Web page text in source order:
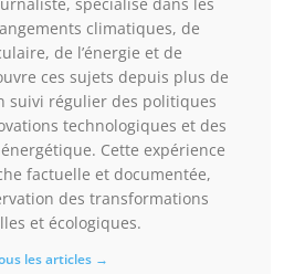
climatiques, de
de l’énergie et de
ces sujets depuis plus de
suivi régulier des politiques
technologiques et des
Cette expérience
factuelle et documentée,
des transformations
et écologiques.
les articles →